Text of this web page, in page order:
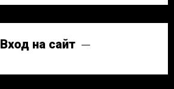
Вход на сайт